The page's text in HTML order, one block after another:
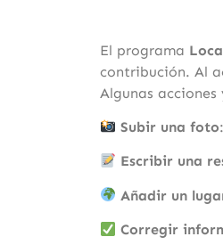
El programa
contribución. Al
Algunas acciones
Subir una foto
Escribir una
Añadir un
Corregir